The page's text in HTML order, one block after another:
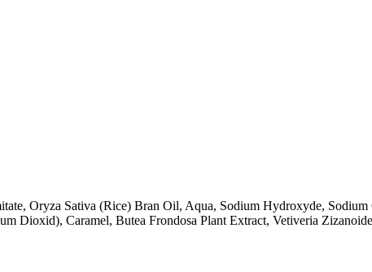
Oryza Sativa (Rice) Bran Oil, Aqua, Sodium Hydroxyde,
Dioxid), Caramel, Butea Frondosa Plant Extract, Vetiveria